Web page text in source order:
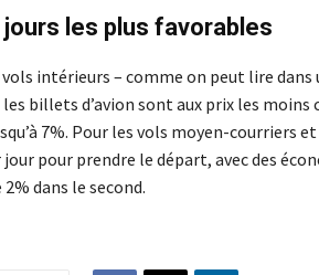
jours les plus favorables
intérieurs – comme on peut lire dans
billets d’avion sont aux prix les moins
7%. Pour les vols moyen-courriers
pour prendre le départ, avec des
2% dans le second.